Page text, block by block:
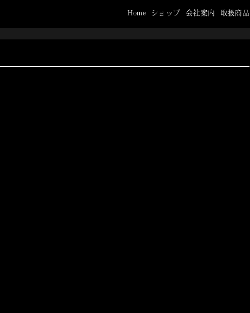
Home ショップ 会社案内 取扱商品